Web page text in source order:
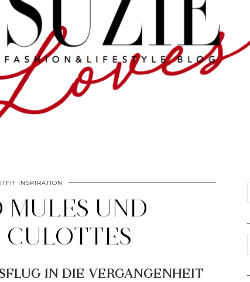
INSPIRATION
MULES UND
CULOTTES
IN DIE VERGANGENHEIT